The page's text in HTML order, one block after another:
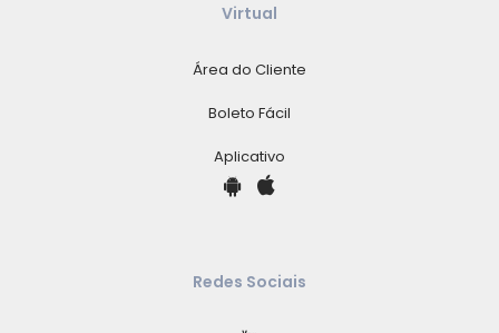
Virtual
Área do Cliente
Boleto Fácil
Aplicativo
Redes Sociais